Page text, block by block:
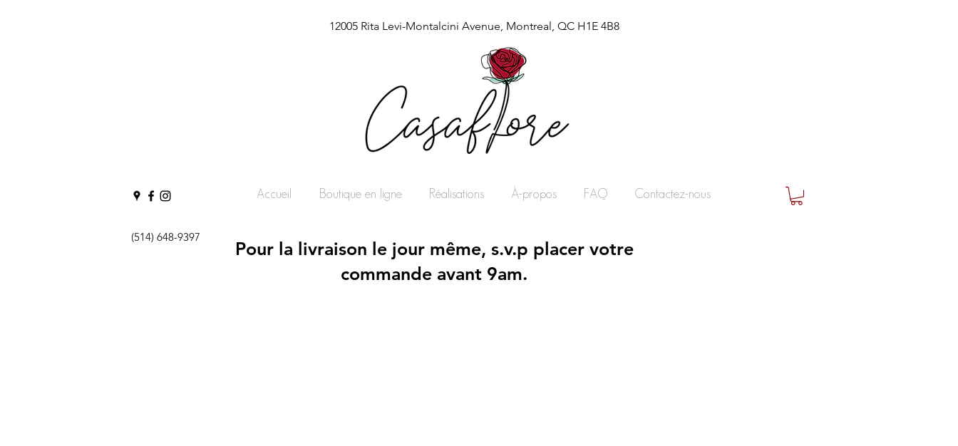
12005 Rita Levi-Montalcini Avenue, Montreal, QC H1E 4B8
(514) 648-9397
Accueil Boutique en ligne Réalisations À-propos FAQ Contactez-nous
Pour la livraison le jour même, s.v.p placer votre
commande avant 9am.